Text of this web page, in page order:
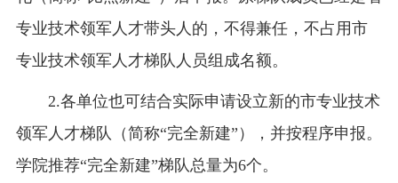
专业技术领军人才带头人的，不得兼任，不占用市
专业技术领军人才梯队人员组成名额。
2.各单位也可结合实际申请设立新的市专业技术
领军人才梯队（简称“完全新建”），并按程序申报。
学院推荐“完全新建”梯队总量为6个。